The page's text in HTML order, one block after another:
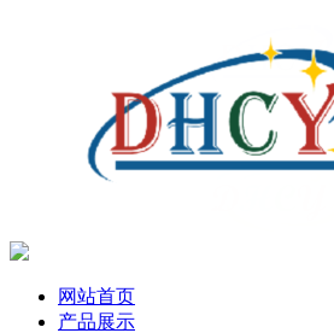
网站首页
产品展示